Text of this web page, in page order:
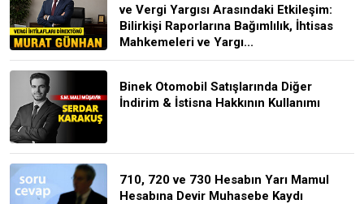
ve Vergi Yargısı Arasındaki Etkileşim:
Bilirkişi Raporlarına Bağımlılık, İhtisas
Mahkemeleri ve Yargı...
Binek Otomobil Satışlarında Diğer
İndirim & İstisna Hakkının Kullanımı
710, 720 ve 730 Hesabın Yarı Mamul
Hesabına Devir Muhasebe Kaydı